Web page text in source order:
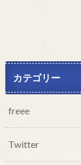
カテゴリー
freee
Twitter